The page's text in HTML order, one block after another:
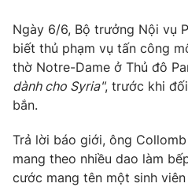
Thị trường
Tư vấn
Lịch phát sóng
Chuyên mục khác
Photo
Ngày 6/6, Bộ trưởng Nội vụ
biết thủ phạm vụ tấn công
thờ Notre-Dame ở Thủ đô
dành cho Syria", trước khi
bắn.
Trả lời báo giới, ông
mang theo nhiều dao làm
cước mang tên một sinh